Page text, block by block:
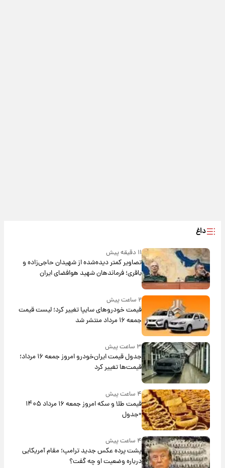
داغ
۱۱ دقیقه پیش
تصاویر کمتر دیده‌شده از شهیدان حاجی‌زاده و
باقری؛ فرماندهان شهید هوافضای ایران
۲ ساعت پیش
قیمت خودروهای سایپا تغییر کرد؛ لیست قیمت
جمعه ۱۶ مرداد منتشر شد
۳ ساعت پیش
جدول قیمت ایران‌خودرو امروز جمعه ۱۶ مرداد؛
قیمت‌ها تغییر کرد
۴ ساعت پیش
قیمت طلا و سکه امروز جمعه ۱۶ مرداد ۱۴۰۵
+جدول
۴ ساعت پیش
پشت پرده عکس جدید ترامپ؛ مقام آمریکایی
درباره وضعیت او چه گفت؟